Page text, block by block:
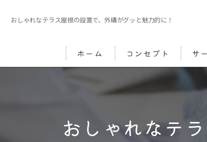
おしゃれなテラス屋根の設置で、外構がグッと魅力的に！
ホーム コンセプト サ
おしゃれなテ